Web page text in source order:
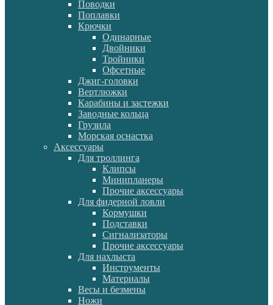
Поводки
Поплавки
Крючки
Одинарные
Двойники
Тройники
Офсетные
Джиг-головки
Вертлюжки
Карабины и застежки
Заводные кольца
Грузила
Морская оснастка
Аксессуары
Для троллинга
Клипсы
Минипланеры
Прочие аксессуары
Для фидерной ловли
Кормушки
Подставки
Сигнализаторы
Прочие аксессуары
Для нахлыста
Инструменты
Материалы
Весы и безмены
Ножи